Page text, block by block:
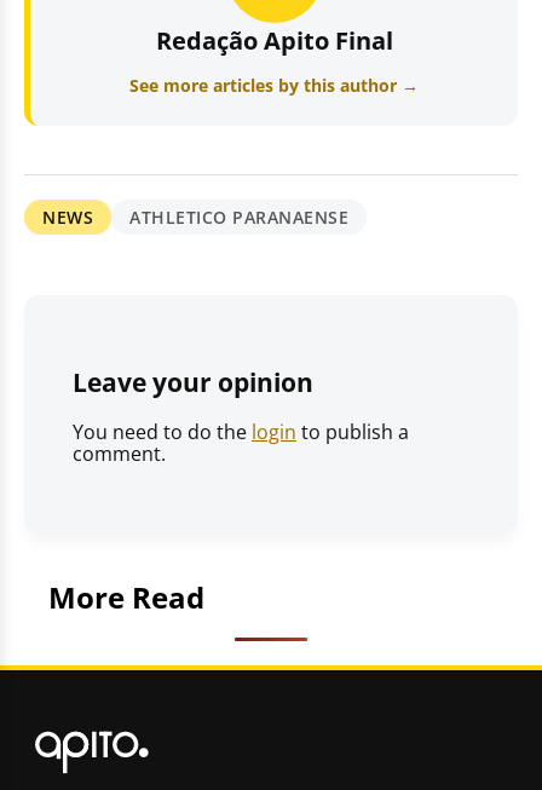
Redação Apito Final
See more articles by this author →
NEWS ATHLETICO PARANAENSE
Leave your opinion
You need to do the login to publish a
comment.
More Read